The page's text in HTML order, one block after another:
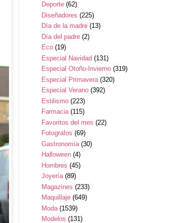
Deporte (62)
Diseñadores (225)
Día de la madre (13)
Día del padre (2)
Eco (19)
Especial Navidad (131)
Especial Otoño-Invierno (319)
Especial Primavera (320)
Especial Verano (392)
Estilismo (223)
Farmacia (115)
Favoritos del mes (22)
Fotografos (69)
Gastronomía (30)
Halloween (4)
Hombres (45)
Joyería (89)
Magazines (233)
Maquillaje (649)
Moda (1539)
Modelos (131)